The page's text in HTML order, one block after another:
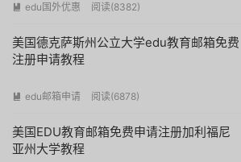
 edu国外优惠 阅读(8382)
美国德克萨斯州公立大学edu教育邮箱免费
注册申请教程
 edu邮箱申请 阅读(6878)
美国EDU教育邮箱免费申请注册加利福尼
亚州大学教程